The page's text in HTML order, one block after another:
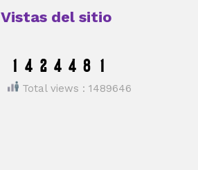
Vistas del sitio
Total views : 1489646